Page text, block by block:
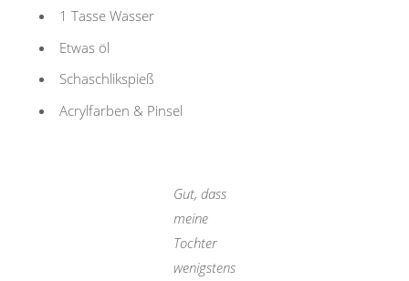
1 Tasse Wasser
Etwas öl
Schaschlikspieß
Acrylfarben & Pinsel
Gut, dass
meine
Tochter
wenigstens